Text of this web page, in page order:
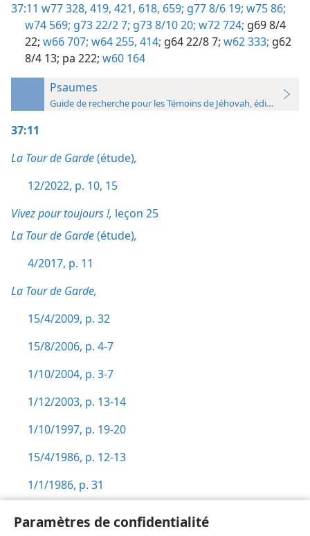
Paramètres de confidentialité
37:11 w77 328, 419, 421, 618, 659; g77 8/6 19; w75 86;
w74 569; g73 22/2 7; g73 8/10 20; w72 724; g69 8/4
22; w66 707; w64 255, 414; g64 22/8 7; w62 333; g62
8/4 13; pa 222; w60 164
Psaumes
Guide de recherche pour les Témoins de Jéhovah, édition 2019
37:11
La Tour de Garde(étude),
12/2022, p. 10, 15
Vivez pour toujours !, leçon 25
La Tour de Garde(étude),
4/2017, p. 11
La Tour de Garde,
15/4/2009, p. 32
15/8/2006, p. 4-7
1/10/2004, p. 3-7
1/12/2003, p. 13-14
1/10/1997, p. 19-20
15/4/1986, p. 12-13
1/1/1986, p. 31